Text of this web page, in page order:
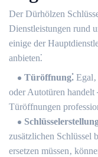
Der Dürhölzen
Dienstleistungen rund
einige der
anbieten⁚
Türöffnung⁚
oder Autotüren handelt
Türöffnungen
zusätzlichen Schlüssel
ersetzen müssen‚